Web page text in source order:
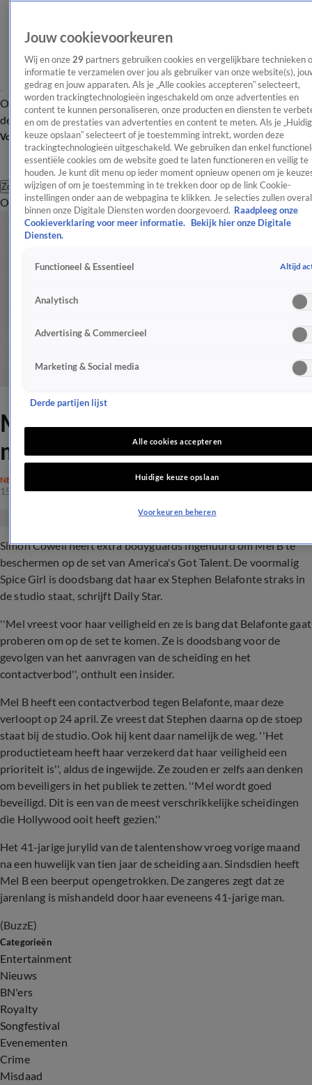
OverzichtAfleveringen Entertainment TV Algemeen
Tip
de redactieNieuwsbrief
Volg Shownieuws
Zoeken
OverzichtEntertainmentSpraakmakendRealityCrimeVideo's
Mel B doodsbang voor ex-
man
NEDERLAND
15 apr 2017, 21:22
Simon Cowell heeft extra bodyguards ingehuurd om Mel B te
beschermen op de set van America's Got Talent. De voormalig
Spice Girl is doodsbang dat haar ex Stephen Belafonte straks in
de studio staat, schrijft Daily Star.
''Mel vreest voor haar veiligheid en ze is bang dat Belafonte gaat
proberen om op de set te komen. Ze is doodsbang voor de
gevolgen van het aanvragen van de scheiding en het
contactverbod'', onthult een insider.
Mel B heeft een contactverbod tegen Belafonte, maar deze
verloopt op 24 april. Ze vreest dat Stephen daarna op de stoep
staat bij de studio. Ook hij kent daar namelijk de weg. ''Het
productieteam heeft haar verzekerd dat haar veiligheid een
prioriteit is'', aldus de ingewijde. Ze zouden er zelfs aan denken
om beveiligers in het publiek te zetten. ''Mel wordt goed
beveiligd. Dit is een van de meest verschrikkelijke scheidingen
die Hollywood ooit heeft gezien.''
Het 41-jarige jurylid van de talentenshow vroeg vorige maand
na een huwelijk van tien jaar de scheiding aan. Sindsdien heeft
Mel B een beerput opengetrokken. De zangeres zegt dat ze
jarenlang is mishandeld door haar eveneens 41-jarige man.
(BuzzE)
Categorieën
Entertainment
Nieuws
BN'ers
Royalty
Songfestival
Evenementen
Crime
Misdaad
Jouw cookievoorkeuren
Wij en onze 29 partners gebruiken cookies en vergelijkbare technieken
informatie te verzamelen over jou als gebruiker van onze website(s),
gedrag en jouw apparaten. Als je „Alle cookies accepteren” selecteert,
worden trackingtechnologieën ingeschakeld om onze advertenties en
content te kunnen personaliseren, onze producten en diensten te
en om de prestaties van advertenties en content te meten. Als je
keuze opslaan” selecteert of je toestemming intrekt, worden deze
trackingtechnologieën uitgeschakeld. We gebruiken dan enkel
essentiële cookies om de website goed te laten functioneren en veilig te
houden. Je kunt dit menu op ieder moment opnieuw openen om je
wijzigen of om je toestemming in te trekken door op de link Cookie-
instellingen onder aan de webpagina te klikken. Je selecties zullen overal
binnen onze Digitale Diensten worden doorgevoerd. Raadpleeg onze
Cookieverklaring voor meer informatie.
Bekijk hier onze Digitale
Diensten.
Functioneel & Essentieel Altijd
Analytisch
Advertising & Commercieel
Marketing & Social media
Derde partijen lijst
Alle cookies accepteren
Huidige keuze opslaan
Voorkeuren beheren